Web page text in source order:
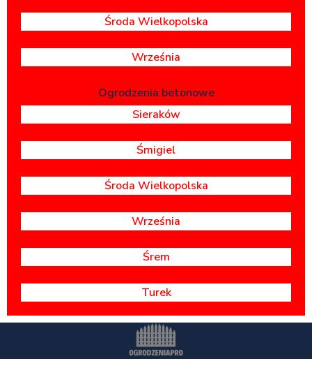
Środa Wielkopolska
Września
Ogrodzenia betonowe
Sieraków
Śmigiel
Środa Wielkopolska
Września
Śrem
Turek